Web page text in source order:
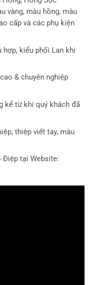
vàng, màu hồng, màu
cấp và các phụ kiện
kiểu phối Lan khi
& chuyên nghiệp
kể từ khi quý khách đã
thiệp viết tay, màu
Điệp tại Website: